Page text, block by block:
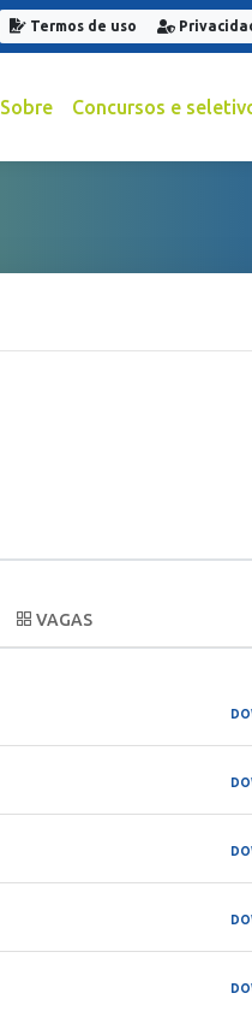
Termos de uso
Sobre Concursos e
VAGAS